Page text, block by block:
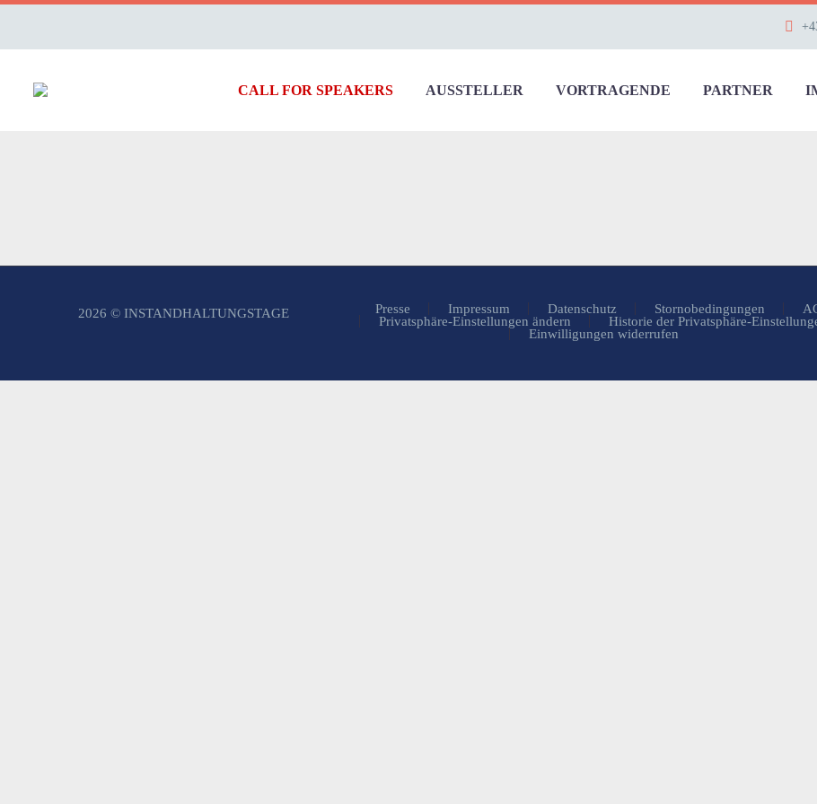
CALL FOR SPEAKERS AUSSTELLER VORTRAGENDE PARTNER
Presse Impressum Datenschutz Stornobedingungen
Privatsphäre-Einstellungen ändern
Historie der Privatsphäre-
Einwilligungen widerrufen
2026 © INSTANDHALTUNGSTAGE